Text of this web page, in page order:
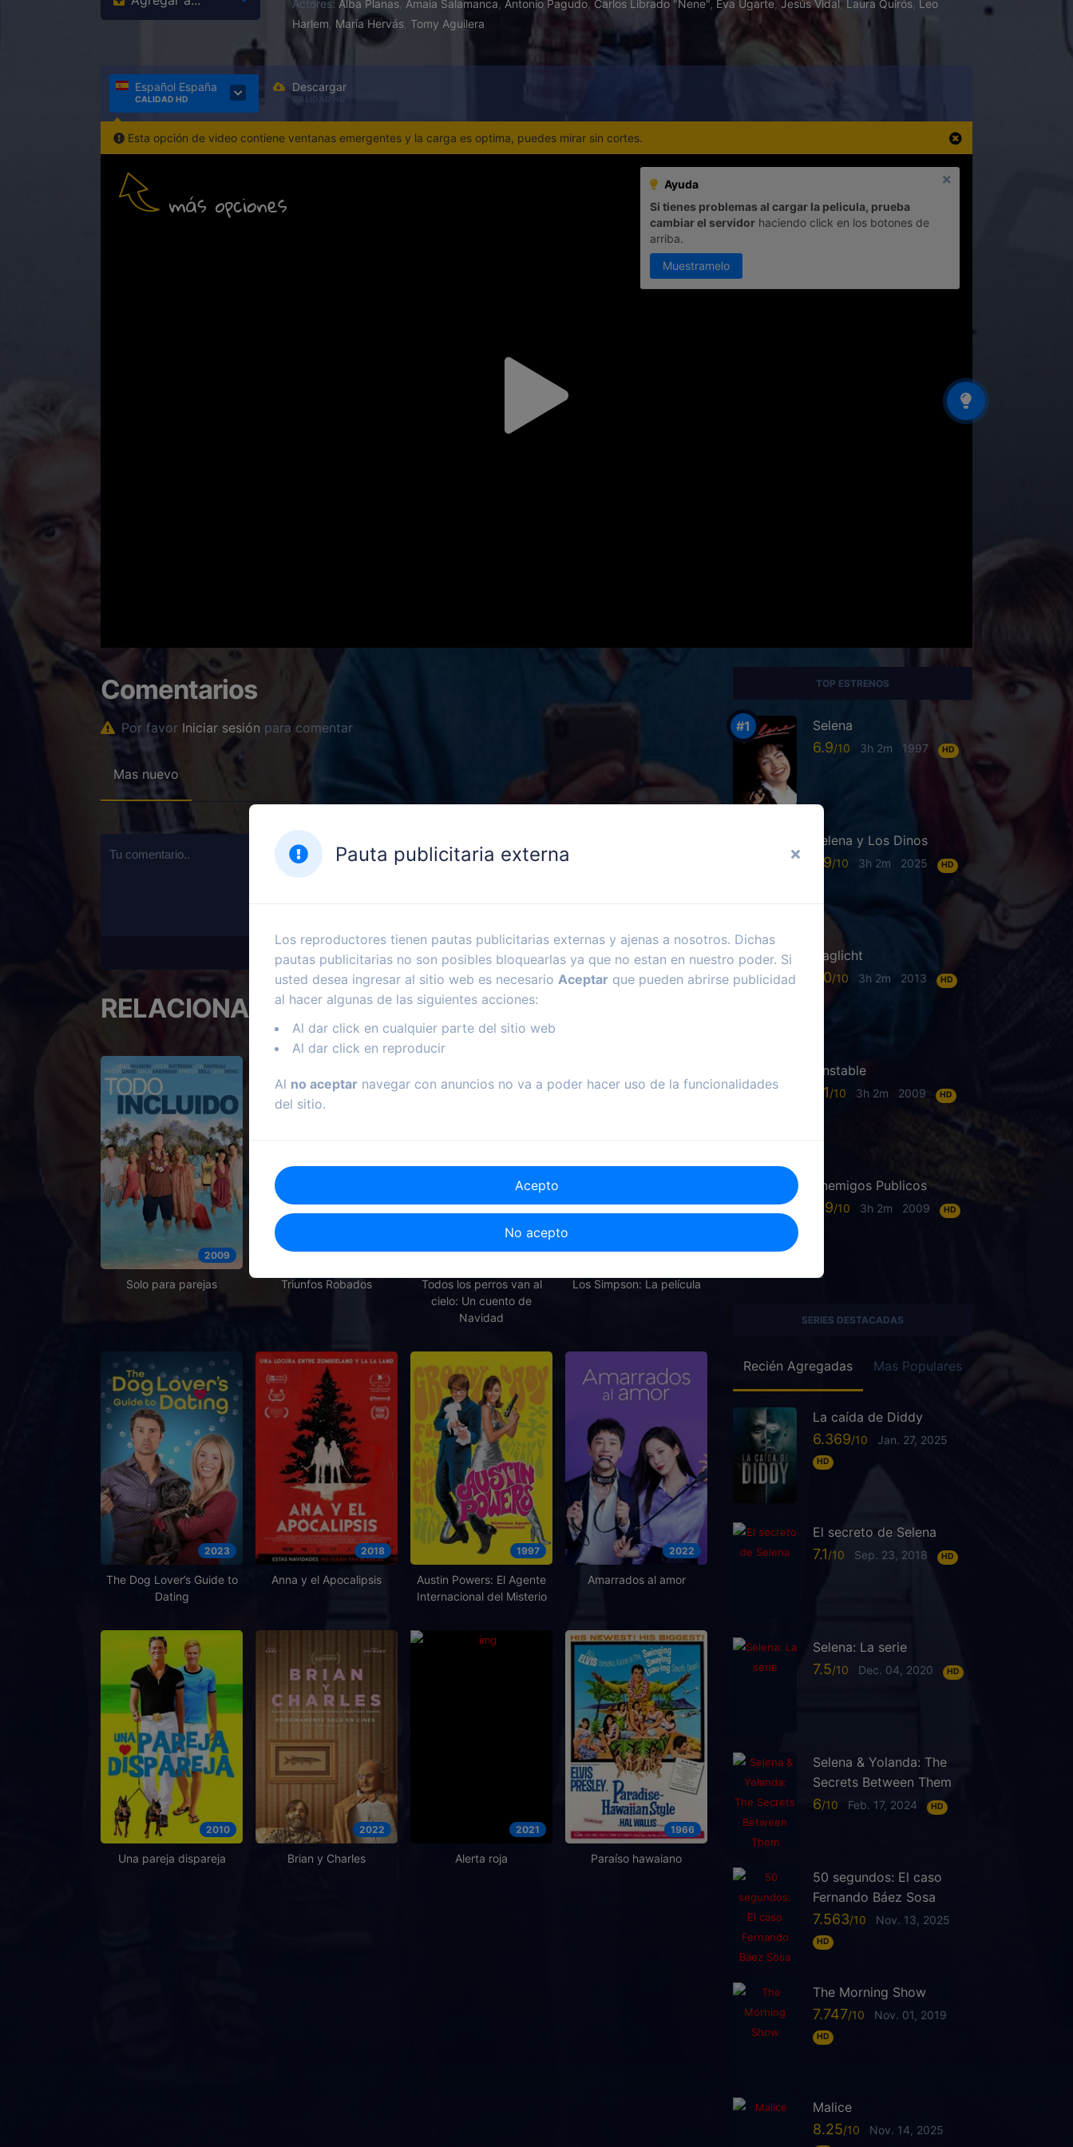
Actores: Alba Planas Amaia Salamanca, Antonio Pagudo, Carlos Librado "Nene", Eva Ugarte Jesús Vidal, Laura Quirós Leo
Harlem María Hervás Tomy Aguilera
Español España
CALIDAD HD
Descargar
CALIDAD HD
Esta opción de video contiene ventanas emergentes y la carga es optima, puedes mirar sin cortes.
Ayuda
Si tienes problemas al cargar la pelicula, prueba
cambiar el servidor haciendo click en los botones de
arriba.
Muestramelo
Comentarios
Por favor Iniciar sesión para comentar
Mas nuevo
RELACIONADOS
2009
Solo para parejas
2000
Triunfos Robados
1998
Todos los perros van al
cielo: Un cuento de
Navidad
2007
Los Simpson: La película
2023
The Dog Lover’s Guide to
Dating
2018
Anna y el Apocalipsis
1997
Austin Powers: El Agente
Internacional del Misterio
2022
Amarrados al amor
2010
Una pareja dispareja
2022
Brian y Charles
2021
Alerta roja
1966
Paraíso hawaiano
TOP ESTRENOS
Selena
6.9 3h 2m 1997 HD
Selena y Los Dinos
7.9 3h 2m 2025 HD
Daglicht
7.0 3h 2m 2013 HD
Unstable
6.1 3h 2m 2009 HD
Enemigos Publicos
6.9 3h 2m 2009 HD
SERIES DESTACADAS
Recién Agregadas Mas Populares
La caída de Diddy
6.369 Jan. 27, 2025
HD
El secreto de Selena
7.1 Sep. 23, 2018 HD
Selena: La serie
7.5 Dec. 04, 2020 HD
Selena & Yolanda: The
Secrets Between Them
6 Feb. 17, 2024 HD
50 segundos: El caso
Fernando Báez Sosa
7.563 Nov. 13, 2025
HD
The Morning Show
7.747 Nov. 01, 2019
HD
Malice
8.25 Nov. 14, 2025
Pauta publicitaria externa
Los reproductores tienen pautas publicitarias externas y ajenas a nosotros. Dichas
pautas publicitarias no son posibles bloquearlas ya que no estan en nuestro poder. Si
usted desea ingresar al sitio web es necesario Aceptar que pueden abrirse publicidad
al hacer algunas de las siguientes acciones:
Al dar click en cualquier parte del sitio web
Al dar click en reproducir
Al no aceptar navegar con anuncios no va a poder hacer uso de la funcionalidades
del sitio.
Acepto
No acepto